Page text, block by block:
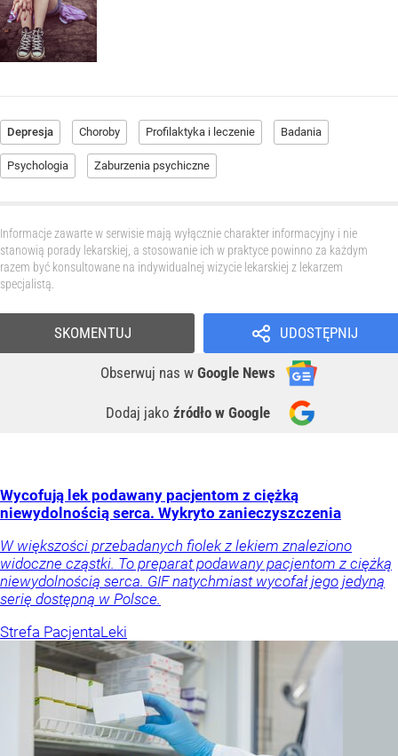
Depresja Choroby Profilaktyka i leczenie Badania
Psychologia Zaburzenia psychiczne
Informacje zawarte w serwisie mają wyłącznie charakter informacyjny i nie
stanowią porady lekarskiej, a stosowanie ich w praktyce powinno za każdym
razem być konsultowane na indywidualnej wizycie lekarskiej z lekarzem
specjalistą.
UDOSTĘPNIJ
Obserwuj nas w Google News
Dodaj jako źródło w Google
SKOMENTUJ
Wycofują lek podawany pacjentom z ciężką
niewydolnością serca. Wykryto zanieczyszczenia
W większości przebadanych fiolek z lekiem znaleziono
widoczne cząstki. To preparat podawany pacjentom z ciężką
niewydolnością serca. GIF natychmiast wycofał jego jedyną
serię dostępną w Polsce.
Strefa PacjentaLeki